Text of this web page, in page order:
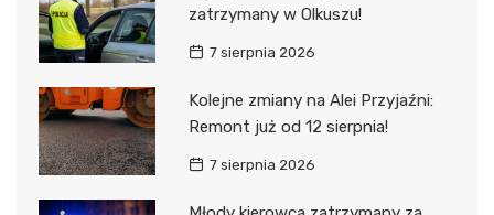
zatrzymany w Olkuszu!
7 sierpnia 2026
Kolejne zmiany na Alei Przyjaźni:
Remont już od 12 sierpnia!
7 sierpnia 2026